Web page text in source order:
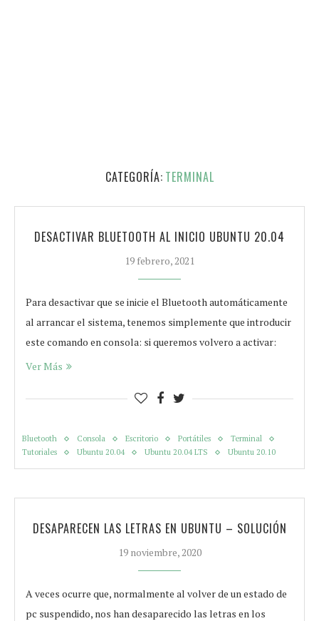
CATEGORÍA: TERMINAL
DESACTIVAR BLUETOOTH AL INICIO UBUNTU 20.04
19 febrero, 2021
Para desactivar que se inicie el Bluetooth automáticamente
al arrancar el sistema, tenemos simplemente que introducir
este comando en consola: si queremos volvero a activar:
Ver Más
Bluetooth Consola Escritorio Portátiles
Terminal
Tutoriales
Ubuntu 20.04 Ubuntu 20.04 LTS Ubuntu 20.10
DESAPARECEN LAS LETRAS EN UBUNTU – SOLUCIÓN
19 noviembre, 2020
A veces ocurre que, normalmente al volver de un estado de
pc suspendido, nos han desaparecido las letras en los